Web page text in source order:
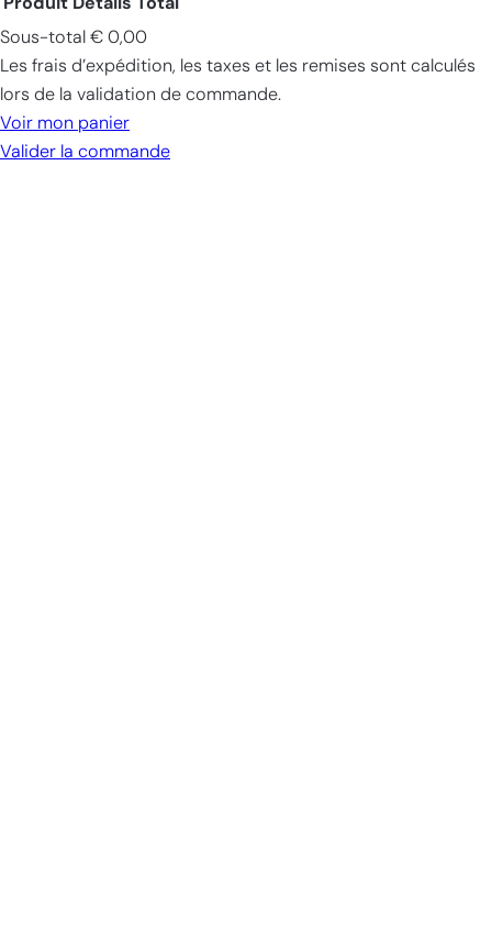
Produits
dans
le
panier
Produit Détails Total
Sous-total € 0,00
Les frais d’expédition, les taxes et les remises sont calculés
lors de la validation de commande.
Voir mon panier
Valider la commande